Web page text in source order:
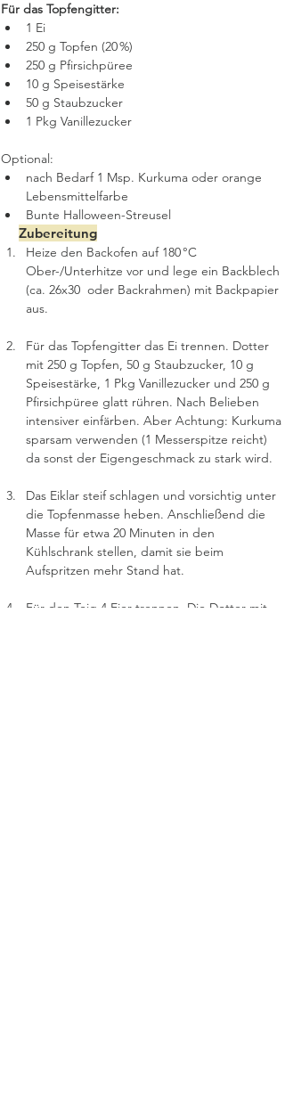
Für das Topfengitter:
1 Ei
250 g Topfen (20 %)
250 g Pfirsichpüree
10 g Speisestärke
50 g Staubzucker
1 Pkg Vanillezucker
Optional:
nach Bedarf 1 Msp. Kurkuma oder orange
Lebensmittelfarbe
Bunte Halloween-Streusel
Zubereitung
Heize den Backofen auf 180 °C
Ober-/Unterhitze vor und lege ein Backblech
(ca. 26x30  oder Backrahmen) mit Backpapier
aus.
Für das Topfengitter das Ei trennen. Dotter
mit 250 g Topfen, 50 g Staubzucker, 10 g
Speisestärke, 1 Pkg Vanillezucker und 250 g
Pfirsichpüree glatt rühren. Nach Belieben
intensiver einfärben. Aber Achtung: Kurkuma
sparsam verwenden (1 Messerspitze reicht)
da sonst der Eigengeschmack zu stark wird.
Das Eiklar steif schlagen und vorsichtig unter
die Topfenmasse heben. Anschließend die
Masse für etwa 20 Minuten in den
Kühlschrank stellen, damit sie beim
Aufspritzen mehr Stand hat.
Für den Teig 4 Eier trennen. Die Dotter mit